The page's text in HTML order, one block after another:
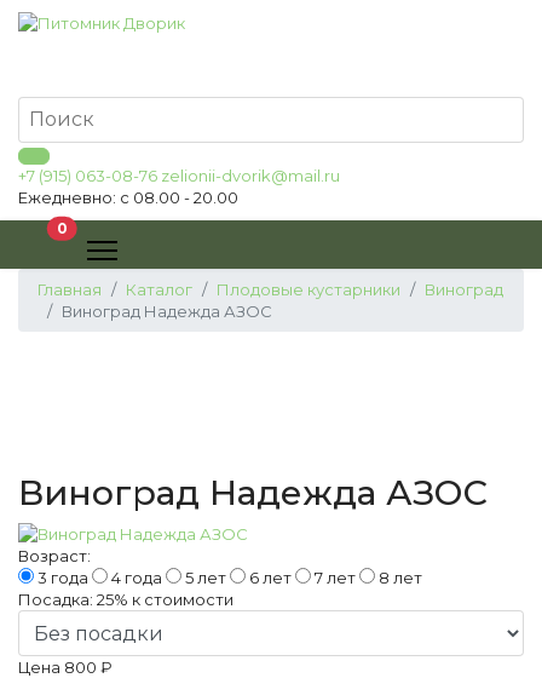
+7 (915) 063-08-76 zelionii-dvorik@mail.ru
Ежедневно: с 08.00 - 20.00
0В корзину
Главная Каталог Плодовые кустарники
Виноград
Виноград Надежда АЗОС
Виноград Надежда АЗОС
Возраст:
3 года
4 года 5 лет 6 лет 7 лет
8 лет
Посадка: 25% к стоимости
Цена 800 ₽